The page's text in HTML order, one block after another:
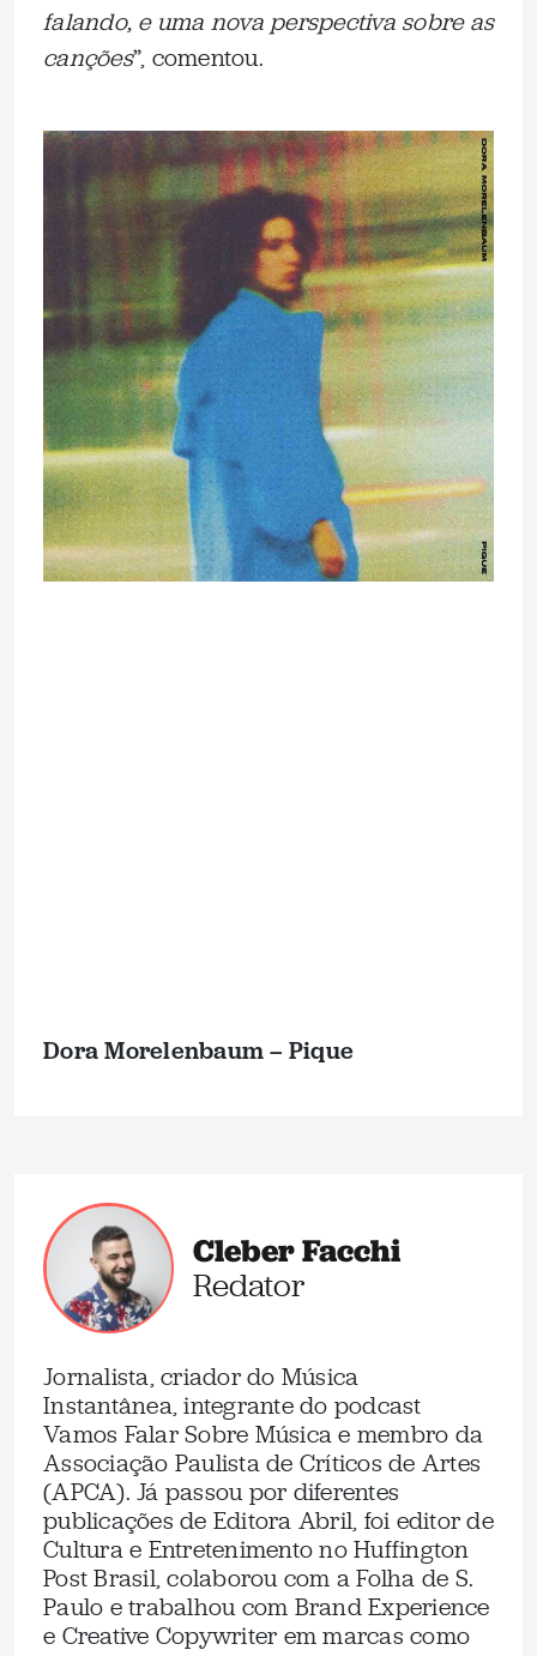
falando, e uma nova perspectiva sobre as
canções”, comentou.
Dora Morelenbaum – Pique
Cleber Facchi
Redator
Jornalista, criador do Música
Instantânea, integrante do podcast
Vamos Falar Sobre Música e membro da
Associação Paulista de Críticos de Artes
(APCA). Já passou por diferentes
publicações de Editora Abril, foi editor de
Cultura e Entretenimento no Huffington
Post Brasil, colaborou com a Folha de S.
Paulo e trabalhou com Brand Experience
e Creative Copywriter em marcas como